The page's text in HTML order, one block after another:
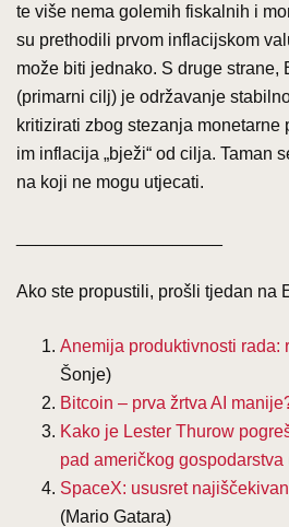
te više nema golemih fiskalnih i
su prethodili prvom inflacijskom
može biti jednako. S druge strane,
(primarni cilj) je održavanje
kritizirati zbog stezanja monetarne
im inflacija „bježi“ od cilja. Taman
na koji ne mogu utjecati.
Ako ste propustili, prošli tjedan na
Anemija produktivnosti rada:
Šonje)
Bitcoin – prva žrtva AI
Kako je Lester Thurow
pad američkog gospodarstva
SpaceX: ususret
(Mario Gatara)